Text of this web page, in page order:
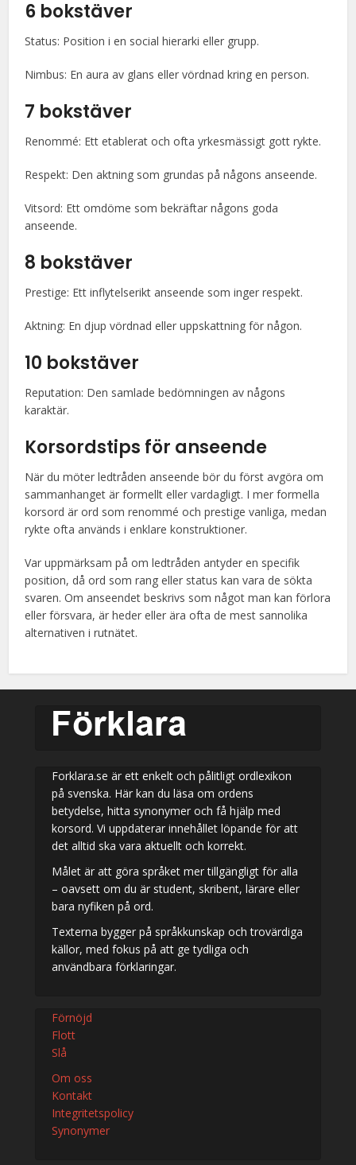
6 bokstäver
Status: Position i en social hierarki eller grupp.
Nimbus: En aura av glans eller vördnad kring en person.
7 bokstäver
Renommé: Ett etablerat och ofta yrkesmässigt gott rykte.
Respekt: Den aktning som grundas på någons anseende.
Vitsord: Ett omdöme som bekräftar någons goda
anseende.
8 bokstäver
Prestige: Ett inflytelserikt anseende som inger respekt.
Aktning: En djup vördnad eller uppskattning för någon.
10 bokstäver
Reputation: Den samlade bedömningen av någons
karaktär.
Korsordstips för anseende
När du möter ledtråden anseende bör du först avgöra om
sammanhanget är formellt eller vardagligt. I mer formella
korsord är ord som renommé och prestige vanliga, medan
rykte ofta används i enklare konstruktioner.
Var uppmärksam på om ledtråden antyder en specifik
position, då ord som rang eller status kan vara de sökta
svaren. Om anseendet beskrivs som något man kan förlora
eller försvara, är heder eller ära ofta de mest sannolika
alternativen i rutnätet.
Forklara.se är ett enkelt och pålitligt ordlexikon
på svenska. Här kan du läsa om ordens
betydelse, hitta synonymer och få hjälp med
korsord. Vi uppdaterar innehållet löpande för att
det alltid ska vara aktuellt och korrekt.
Målet är att göra språket mer tillgängligt för alla
– oavsett om du är student, skribent, lärare eller
bara nyfiken på ord.
Texterna bygger på språkkunskap och trovärdiga
källor, med fokus på att ge tydliga och
användbara förklaringar.
Förnöjd
Flott
Slå
Om oss
Kontakt
Integritetspolicy
Synonymer